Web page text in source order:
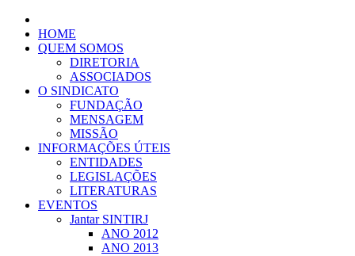
HOME
QUEM SOMOS
DIRETORIA
ASSOCIADOS
O SINDICATO
FUNDAÇÃO
MENSAGEM
MISSÃO
INFORMAÇÕES ÚTEIS
ENTIDADES
LEGISLAÇÕES
LITERATURAS
EVENTOS
Jantar SINTIRJ
ANO 2012
ANO 2013